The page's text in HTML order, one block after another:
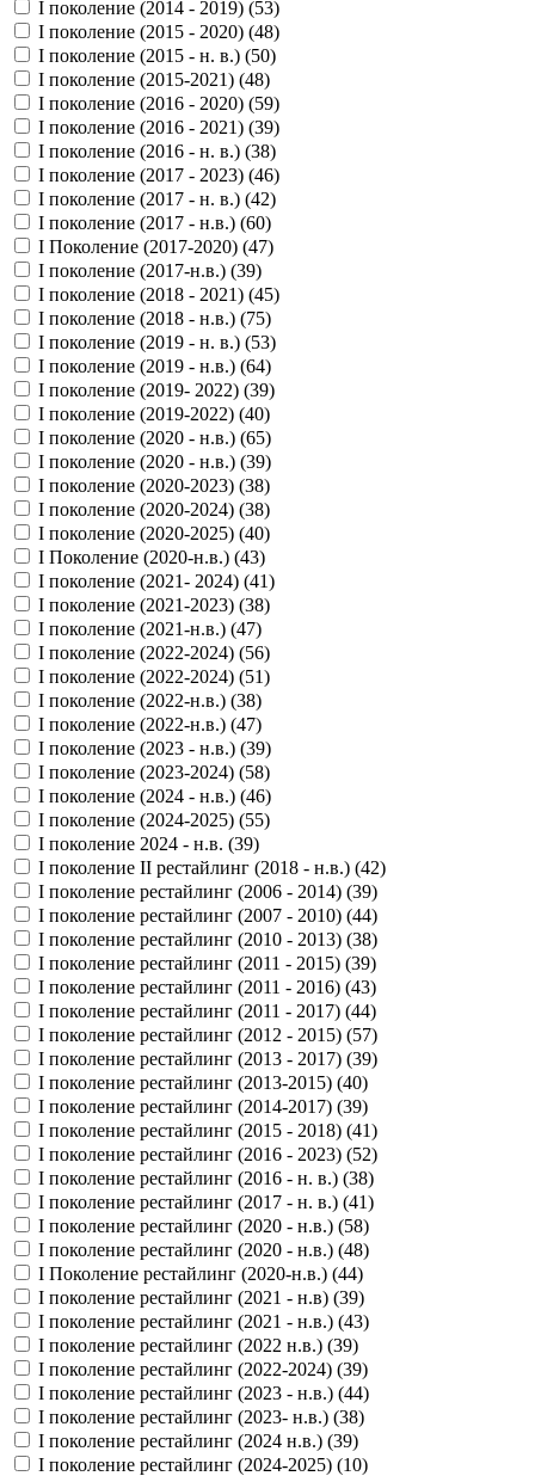
I поколение (2014 - 2019) (53)
I поколение (2015 - 2020) (48)
I поколение (2015 - н. в.) (50)
I поколение (2015-2021) (48)
I поколение (2016 - 2020) (59)
I поколение (2016 - 2021) (39)
I поколение (2016 - н. в.) (38)
I поколение (2017 - 2023) (46)
I поколение (2017 - н. в.) (42)
I поколение (2017 - н.в.) (60)
I Поколение (2017-2020) (47)
I поколение (2017-н.в.) (39)
I поколение (2018 - 2021) (45)
I поколение (2018 - н.в.) (75)
I поколение (2019 - н. в.) (53)
I поколение (2019 - н.в.) (64)
I поколение (2019- 2022) (39)
I поколение (2019-2022) (40)
I поколение (2020 - н.в.) (65)
I поколение (2020 - н.в.) (39)
I поколение (2020-2023) (38)
I поколение (2020-2024) (38)
I поколение (2020-2025) (40)
I Поколение (2020-н.в.) (43)
I поколение (2021- 2024) (41)
I поколение (2021-2023) (38)
I поколение (2021-н.в.) (47)
I поколение (2022-2024) (56)
I поколение (2022-2024) (51)
I поколение (2022-н.в.) (38)
I поколение (2022-н.в.) (47)
I поколение (2023 - н.в.) (39)
I поколение (2023-2024) (58)
I поколение (2024 - н.в.) (46)
I поколение (2024-2025) (55)
I поколение 2024 - н.в. (39)
I поколение II рестайлинг (2018 - н.в.) (42)
I поколение рестайлинг (2006 - 2014) (39)
I поколение рестайлинг (2007 - 2010) (44)
I поколение рестайлинг (2010 - 2013) (38)
I поколение рестайлинг (2011 - 2015) (39)
I поколение рестайлинг (2011 - 2016) (43)
I поколение рестайлинг (2011 - 2017) (44)
I поколение рестайлинг (2012 - 2015) (57)
I поколение рестайлинг (2013 - 2017) (39)
I поколение рестайлинг (2013-2015) (40)
I поколение рестайлинг (2014-2017) (39)
I поколение рестайлинг (2015 - 2018) (41)
I поколение рестайлинг (2016 - 2023) (52)
I поколение рестайлинг (2016 - н. в.) (38)
I поколение рестайлинг (2017 - н. в.) (41)
I поколение рестайлинг (2020 - н.в.) (58)
I поколение рестайлинг (2020 - н.в.) (48)
I Поколение рестайлинг (2020-н.в.) (44)
I поколение рестайлинг (2021 - н.в) (39)
I поколение рестайлинг (2021 - н.в.) (43)
I поколение рестайлинг (2022 н.в.) (39)
I поколение рестайлинг (2022-2024) (39)
I поколение рестайлинг (2023 - н.в.) (44)
I поколение рестайлинг (2023- н.в.) (38)
I поколение рестайлинг (2024 н.в.) (39)
I поколение рестайлинг (2024-2025) (10)